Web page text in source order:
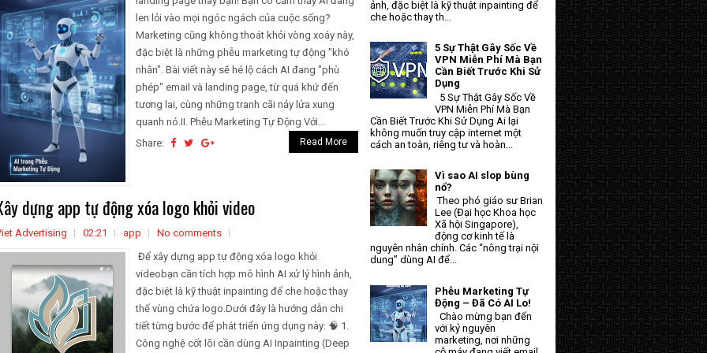
len lỏi vào mọi ngóc ngách của cuộc sống?
Marketing cũng không thoát khỏi vòng xoáy này,
đặc biệt là những phễu marketing tự động "khó
nhằn". Bài viết này sẽ hé lộ cách AI đang "phù
phép" email và landing page, từ quá khứ đến
tương lai, cùng những tranh cãi nảy lửa xung
quanh nó.II. Phễu Marketing Tự Động Với...
Share:
Read More
dựng app tự động xóa logo khỏi video
Advertising 02:21 app
No comments
Để xây dựng app tự động xóa logo khỏi
videobạn cần tích hợp mô hình AI xử lý hình ảnh,
đặc biệt là kỹ thuật inpainting để che hoặc thay
thế vùng chứa logo.Dưới đây là hướng dẫn chi
tiết từng bước để phát triển ứng dụng này: 🧠 1.
Công nghệ cốt lõi cần dùng AI Inpainting (Deep
ảnh, đặc biệt là kỹ thuật inpainting để
che hoặc thay th...
5 Sự Thật Gây Sốc Về
VPN Miễn Phí Mà Bạn
Cần Biết Trước Khi Sử
Dụng
5 Sự Thật Gây Sốc Về
VPN Miễn Phí Mà Bạn
Cần Biết Trước Khi Sử Dụng Ai lại
không muốn truy cập internet một
cách an toàn, riêng tư và hoàn...
Vì sao AI slop bùng
nổ?
Theo phó giáo sư Brian
Lee (Đại học Khoa học
Xã hội Singapore),
động cơ kinh tế là
nguyên nhân chính. Các “nông trại nội
dung” dùng AI để...
Phễu Marketing Tự
Động – Đã Có AI Lo!
Chào mừng bạn đến
với kỷ nguyên
marketing, nơi những